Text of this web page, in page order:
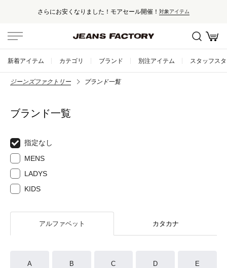
さらにお安くなりました！モアセール開催！ 対象アイテム
新着アイテム カテゴリ ブランド 別注アイテム スタッフス
ジーンズファクトリー ブランド一覧
ブランド一覧
指定なし
MENS
LADYS
KIDS
アルファベット カタカナ
A B C D E